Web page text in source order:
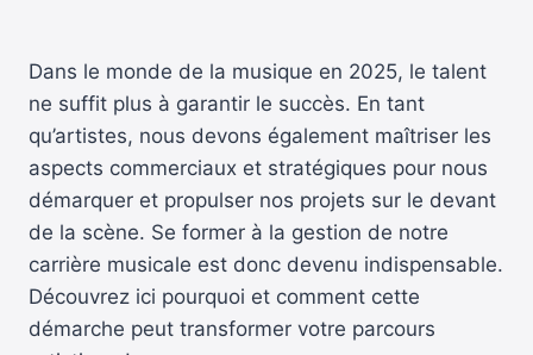
Dans le monde de la musique en 2025, le talent
ne suffit plus à garantir le succès. En tant
qu’artistes, nous devons également maîtriser les
aspects commerciaux et stratégiques pour nous
démarquer et propulser nos projets sur le devant
de la scène. Se former à la gestion de notre
carrière musicale est donc devenu indispensable.
Découvrez ici pourquoi et comment cette
démarche peut transformer votre parcours